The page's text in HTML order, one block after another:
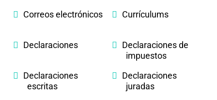
Correos electrónicos
Currículums
Declaraciones
Declaraciones de
impuestos
Declaraciones
escritas
Declaraciones
juradas